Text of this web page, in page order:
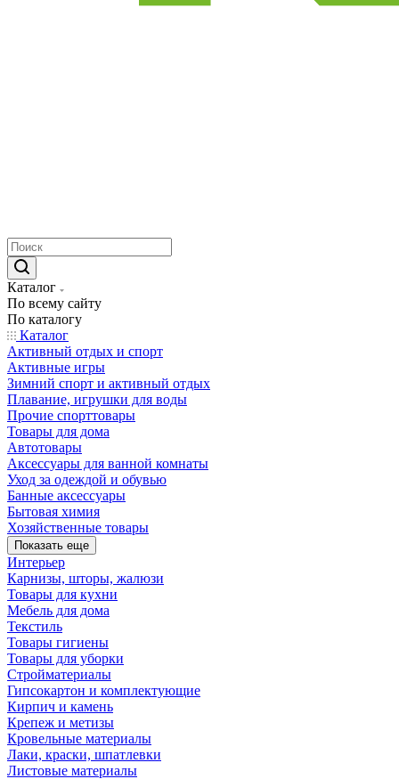
Каталог
По всему сайту
По каталогу
Каталог
Активный отдых и спорт
Активные игры
Зимний спорт и активный отдых
Плавание, игрушки для воды
Прочие спорттовары
Товары для дома
Автотовары
Аксессуары для ванной комнаты
Уход за одеждой и обувью
Банные аксессуары
Бытовая химия
Хозяйственные товары
Показать еще
Интерьер
Карнизы, шторы, жалюзи
Товары для кухни
Мебель для дома
Текстиль
Товары гигиены
Товары для уборки
Стройматериалы
Гипсокартон и комплектующие
Кирпич и камень
Крепеж и метизы
Кровельные материалы
Лаки, краски, шпатлевки
Листовые материалы